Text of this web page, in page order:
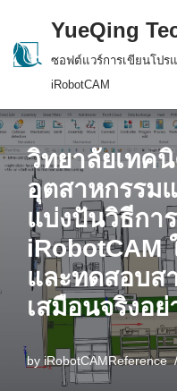
Skip
YueQing
ซอฟต์แวร์การเขียนโป
iRobotCAM
วิทยาลัยเทค
อุตสาหกรรม
แบ่งปันวิธีกา
iRobotCAM
และทดสอบส
เสมือนจริงอย่
by iRobotCAMReference